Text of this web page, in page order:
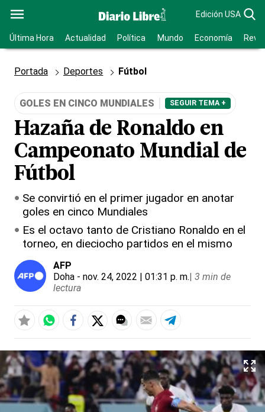
Edición USA
Última Hora Actualidad Política Mundo Economía
Portada Deportes Fútbol
GOLES EN CINCO MUNDIALES SEGUIR TEMA +
Hazaña de Ronaldo en
Campeonato Mundial de
Fútbol
Se convirtió en el primer jugador en anotar
goles en cinco Mundiales
Es el octavo tanto de Cristiano Ronaldo en el
torneo, en dieciocho partidos en el mismo
AFP
Doha - nov. 24, 2022 | 01:31 p. m.| 3 min de
lectura